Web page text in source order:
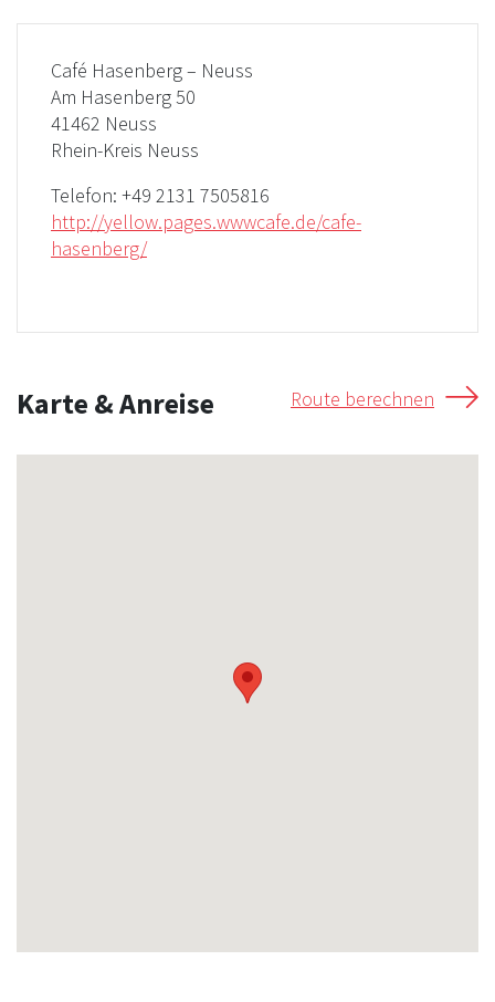
Café Hasenberg – Neuss
Am Hasenberg 50
41462 Neuss
Rhein-Kreis Neuss
Telefon: +49 2131 7505816
http://yellow.pages.wwwcafe.de/cafe-
hasenberg/
Karte & Anreise Route berechnen